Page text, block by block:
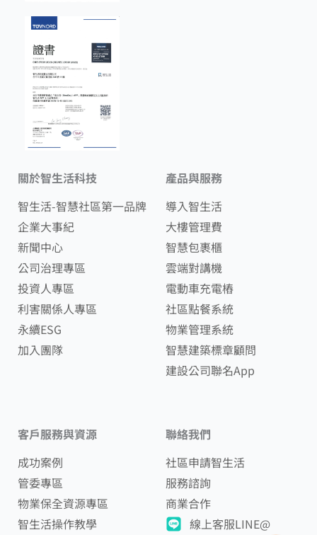
關於智生活科技
智生活-智慧社區第一品牌
企業大事紀
新聞中心
公司治理專區
投資人專區
利害關係人專區
永續ESG
加入團隊
產品與服務
導入智生活
大樓管理費
智慧包裹櫃
雲端對講機
電動車充電樁
社區點餐系統
物業管理系統
智慧建築標章顧問
建設公司聯名App
客戶服務與資源
成功案例
管委專區
物業保全資源專區
智生活操作教學
聯絡我們
社區申請智生活
服務諮詢
商業合作
線上客服LINE@